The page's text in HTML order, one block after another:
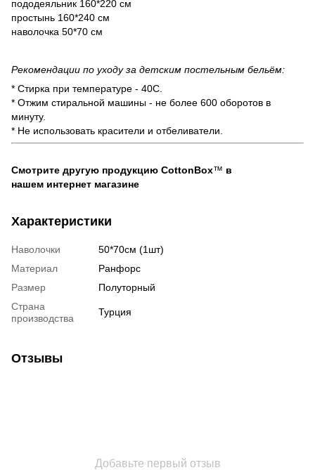
пододеяльник 160*220 см
простынь 160*240 см
наволочка 50*70 см
Рекомендации по уходу за детским постельным бельём:
* Стирка при температуре - 40С.
* Отжим стиральной машины - не более 600 оборотов в
минуту.
* Не использовать красители и отбеливатели.
Смотрите другую продукцию CottonBox™ в
нашем интернет магазине
Характеристики
Наволочки
50*70см (1шт)
Материал
Ранфорс
Размер
Полуторный
Страна
производства
Турция
Отзывы
Добавьте первый отзыв